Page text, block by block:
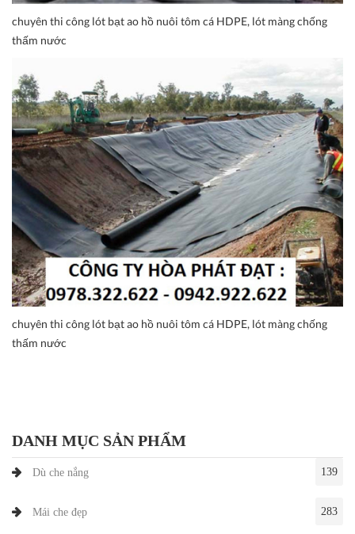
chuyên thi công lót bạt ao hồ nuôi tôm cá HDPE, lót màng chống
thấm nước
chuyên thi công lót bạt ao hồ nuôi tôm cá HDPE, lót màng chống
thấm nước
DANH MỤC SẢN PHẨM
Dù che nắng 139
Mái che đẹp 283